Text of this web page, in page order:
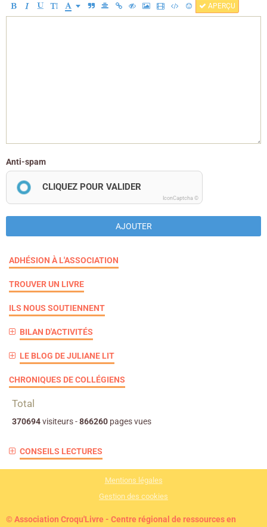
APERÇU
Anti-spam
CLIQUEZ POUR VALIDER
IconCaptcha ©
AJOUTER
ADHÉSION À L'ASSOCIATION
TROUVER UN LIVRE
ILS NOUS SOUTIENNENT
BILAN D'ACTIVITÉS
LE BLOG DE JULIANE LIT
CHRONIQUES DE COLLÉGIENS
Total
370694visiteurs -866260 pages vues
CONSEILS LECTURES
Mentions légales
Gestion des cookies
© Association Croqu'Livre - Centre régional de ressources en